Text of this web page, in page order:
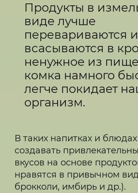
Продукты в
виде лучше
перевариваются и
всасываются в
ненужное из
комка намного
легче покидает
организм.
В таких напитках и
создавать
вкусов на основе
нравятся в привычном
брокколи, имбирь и др.).